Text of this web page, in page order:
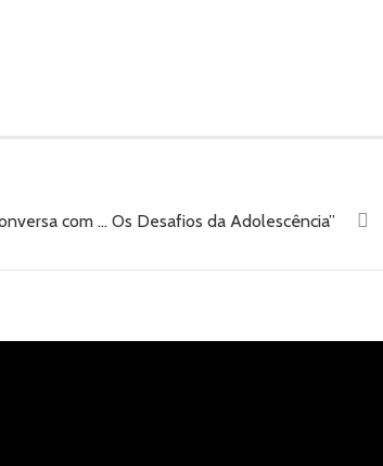
com … Os Desafios da Adolescência”